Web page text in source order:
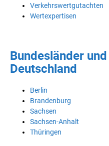
Verkehrswertgutachten
Wertexpertisen
Bundesländer
Deutschland
Berlin
Brandenburg
Sachsen
Sachsen-Anhalt
Thüringen